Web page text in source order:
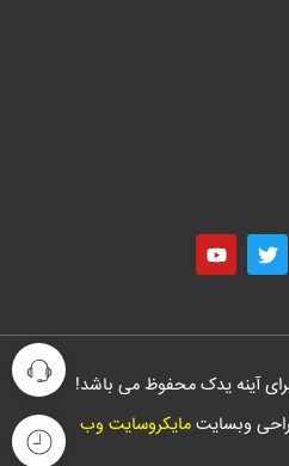
آینه یدک محفوظ می باشد!
وبسایتمایکروسایت وب